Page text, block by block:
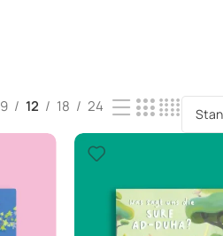
9 12 18 24